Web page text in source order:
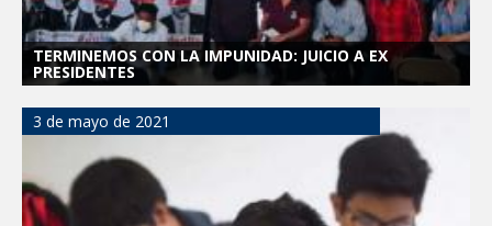
TERMINEMOS CON LA IMPUNIDAD: JUICIO A EX
PRESIDENTES
3 de mayo de 2021